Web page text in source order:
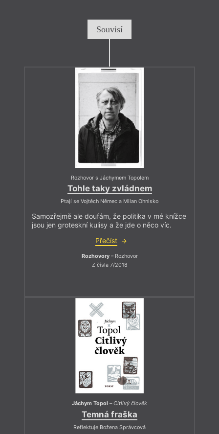
Souvisí
Rozhovor s Jáchymem Topolem
Tohle taky zvládnem
Ptají se Vojtěch Němec a Milan Ohnisko
Samozřejmě ale doufám, že politika v mé knížce
jsou jen groteskní kulisy a že jde o něco víc.
Přečíst
Rozhovory– Rozhovor
Z čísla 7/2018
Jáchym Topol –Citlivý člověk
Temná fraška
Reflektuje Božena Správcová